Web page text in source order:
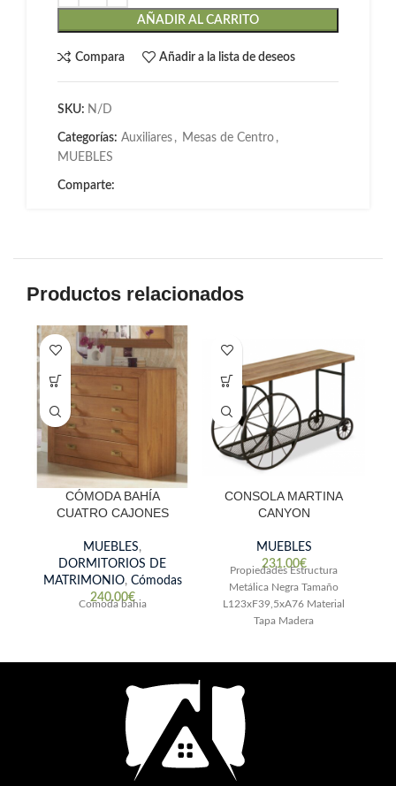
AÑADIR AL CARRITO
Compara Añadir a la lista de deseos
SKU: N/D
Categorías: Auxiliares , Mesas de Centro ,
MUEBLES
Comparte:
Productos relacionados
CÓMODA BAHÍA
CUATRO CAJONES
MUEBLES,
DORMITORIOS DE
MATRIMONIO, Cómodas
240.00€
Comoda bahia
CONSOLA MARTINA
CANYON
MUEBLES
231.00€
Propiedades Estructura
Metálica Negra Tamaño
L123xF39,5xA76 Material
Tapa Madera